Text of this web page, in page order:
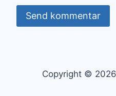
Copyright ©